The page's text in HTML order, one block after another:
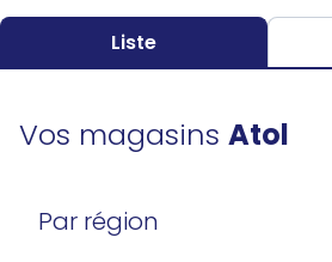
Liste
Vos magasins Atol
Par région